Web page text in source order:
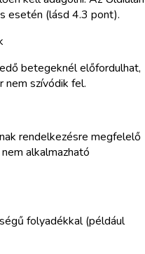
esetén (lásd 4.3 pont).
betegeknél előfordulhat,
nem szívódik fel.
rendelkezésre megfelelő
alkalmazható
folyadékkal (például